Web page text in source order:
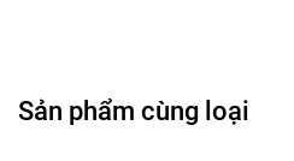
Sản phẩm cùng loại